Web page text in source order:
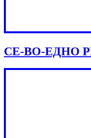
СЕ-ВО-ЕДНО